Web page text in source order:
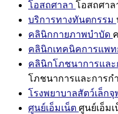
โอสถศาลา โอสถศาล
บริการทางทันตกรรม
คลินิกกายภาพบำบัด
คลินิกเทคนิคการแพท
คลินิกโภชนาการแล
โภชนาการและการก
โรงพยาบาลสัตว์เล็กจุ
ศูนย์เอ็มเน็ต ศูนย์เอ็มเ